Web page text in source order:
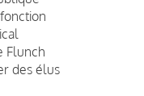
Flunch
des élus